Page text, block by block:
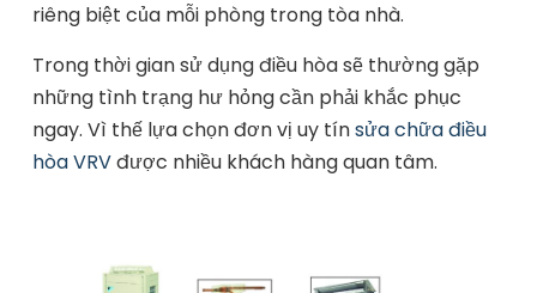
riêng biệt của mỗi phòng trong tòa nhà.
Trong thời gian sử dụng điều hòa sẽ thường gặp
những tình trạng hư hỏng cần phải khắc phục
ngay. Vì thế lựa chọn đơn vị uy tínsửa chữa điều
hòa VRVđược nhiều khách hàng quan tâm.